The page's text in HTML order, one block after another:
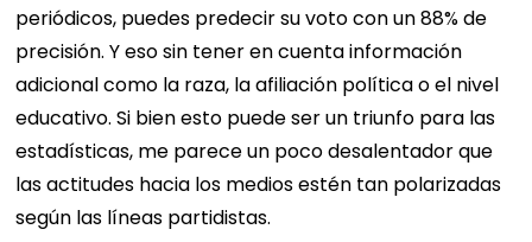
periódicos, puedes predecir su voto con un 88% de
precisión. Y eso sin tener en cuenta información
adicional como la raza, la afiliación política o el nivel
educativo. Si bien esto puede ser un triunfo para las
estadísticas, me parece un poco desalentador que
las actitudes hacia los medios estén tan polarizadas
según las líneas partidistas.